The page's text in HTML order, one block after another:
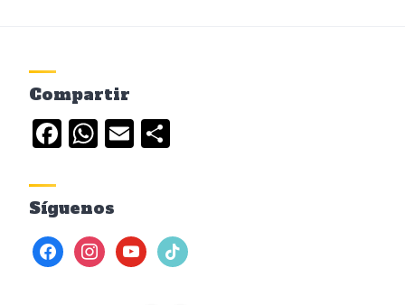
Compartir
Facebook
WhatsApp
Email
Síguenos
facebookinstagramyoutubetiktok